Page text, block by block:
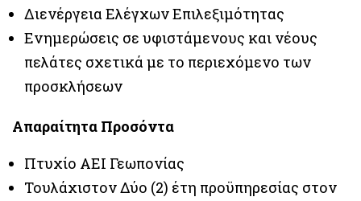
Διενέργεια Ελέγχων Επιλεξιμότητας
Ενημερώσεις σε υφιστάμενους και νέους
πελάτες σχετικά με το περιεχόμενο των
προσκλήσεων
Απαραίτητα Προσόντα
Πτυχίο ΑΕΙ Γεωπονίας
Τουλάχιστον Δύο (2) έτη προϋπηρεσίας στον